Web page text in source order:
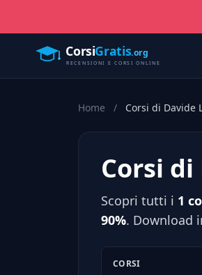
Home / Corsi di Davide
Corsi
Scopri tutti i 1
90%. Download
CORSI